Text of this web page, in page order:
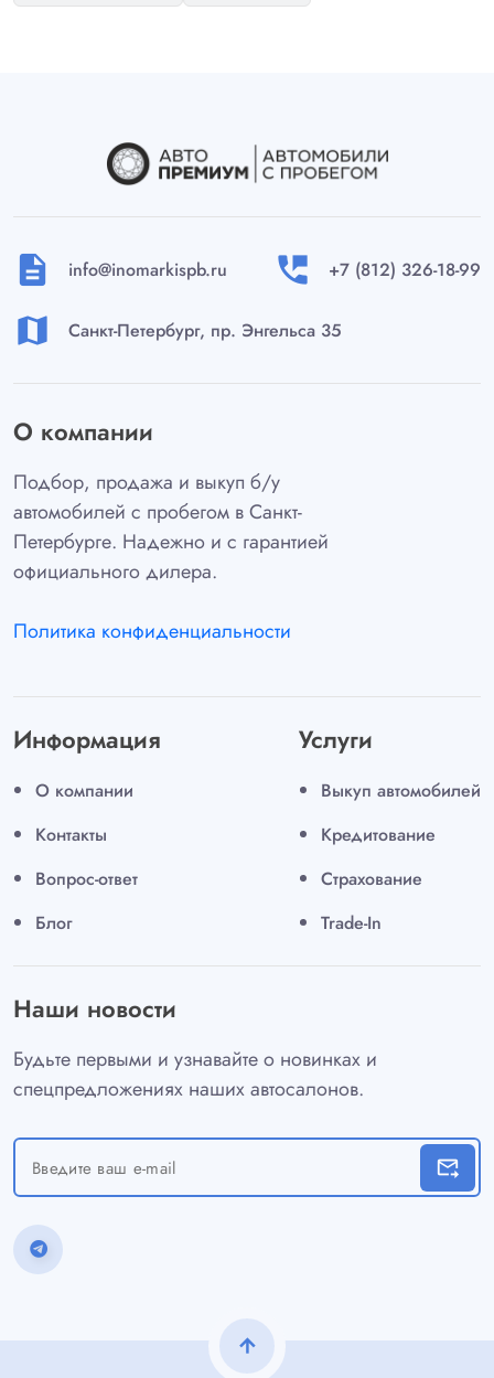
description info@inomarkispb.ru perm_phone_msg +7 (812) 326-18-99
map Санкт-Петербург, пр. Энгельса 35
О компании
Подбор, продажа и выкуп б/у
автомобилей с пробегом в Санкт-
Петербурге. Надежно и с гарантией
официального дилера.
Политика конфиденциальности
Информация
О компании
Контакты
Вопрос-ответ
Блог
Услуги
Выкуп автомобилей
Кредитование
Страхование
Trade-In
Наши новости
Будьте первыми и узнавайте о новинках и
спецпредложениях наших автосалонов.
forward_to_inbox
arrow_upward